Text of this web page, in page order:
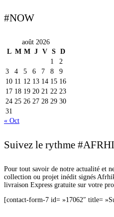
#NOW
août 2026
L M M J V S D
1
2
3
4 5 6 7 8
9
10 11 12 13 14 15 16
17 18 19 20 21 22 23
24 25 26 27 28 29 30
31
« Oct
Suivez le rythme
Pour tout savoir de notre actualité et
collection ou projet inédit signés
livraison Express gratuite sur votre
[contact-form-7 id= »17062″ title=